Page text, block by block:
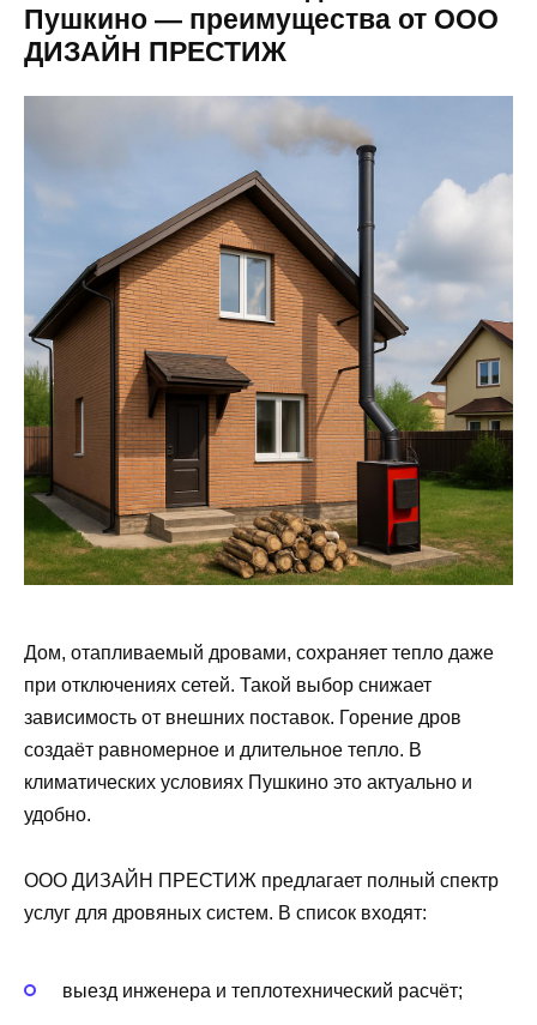
Пушкино — преимущества от ООО
ДИЗАЙН ПРЕСТИЖ
Дом, отапливаемый дровами, сохраняет тепло даже
при отключениях сетей. Такой выбор снижает
зависимость от внешних поставок. Горение дров
создаёт равномерное и длительное тепло. В
климатических условиях Пушкино это актуально и
удобно.
ООО ДИЗАЙН ПРЕСТИЖ предлагает полный спектр
услуг для дровяных систем. В список входят:
выезд инженера и теплотехнический расчёт;